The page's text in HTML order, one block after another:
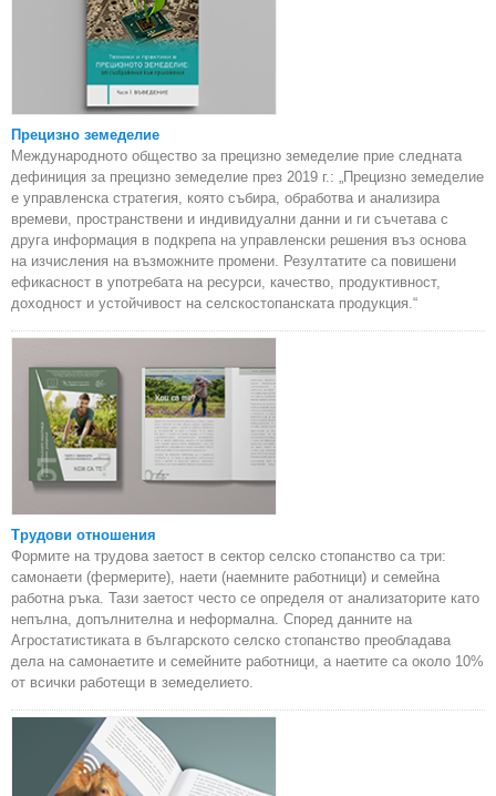
Прецизно земеделие
Международното общество за прецизно земеделие прие следната
дефиниция за прецизно земеделие през 2019 г.: „Прецизно земеделие
е управленска стратегия, която събира, обработва и анализира
времеви, пространствени и индивидуални данни и ги съчетава с
друга информация в подкрепа на управленски решения въз основа
на изчисления на възможните промени. Резултатите са повишени
ефикасност в употребата на ресурси, качество, продуктивност,
доходност и устойчивост на селскостопанската продукция.“
Трудови отношения
Формите на трудова заетост в сектор селско стопанство са три:
самонаети (фермерите), наети (наемните работници) и семейна
работна ръка. Тази заетост често се определя от анализаторите като
непълна, допълнителна и неформална. Според данните на
Агростатистиката в българското селско стопанство преобладава
дела на самонаетите и семейните работници, а наетите са около 10%
от всички работещи в земеделието.